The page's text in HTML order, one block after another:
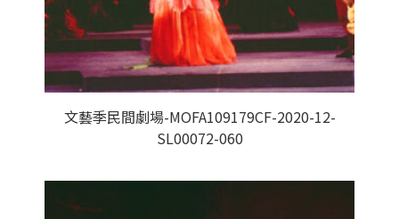
文藝季民間劇場-MOFA109179CF-2020-12-
SL00072-060